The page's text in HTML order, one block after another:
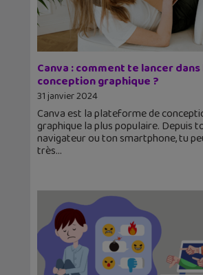
Canva : comment te lancer dans
conception graphique ?
31 janvier 2024
Canva est la plateforme de
graphique la plus populaire. Depuis
navigateur ou ton smartphone, tu
très